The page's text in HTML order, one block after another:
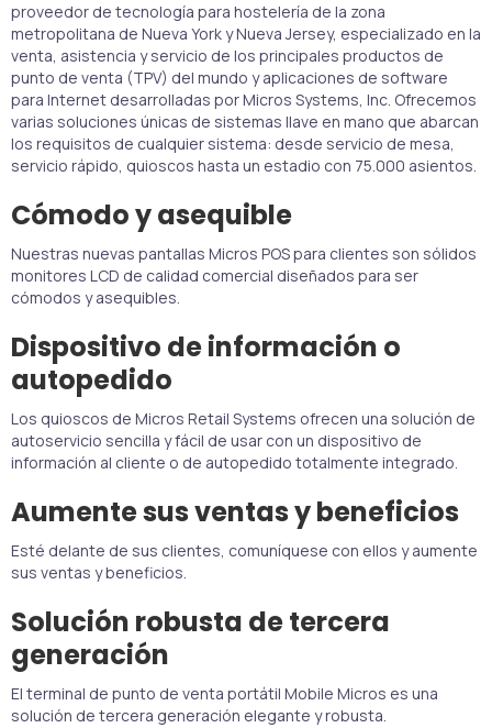
proveedor de tecnología para hostelería de la zona
metropolitana de Nueva York y Nueva Jersey, especializado en la
venta, asistencia y servicio de los principales productos de
punto de venta (TPV) del mundo y aplicaciones de software
para Internet desarrolladas por Micros Systems, Inc. Ofrecemos
varias soluciones únicas de sistemas llave en mano que abarcan
los requisitos de cualquier sistema: desde servicio de mesa,
servicio rápido, quioscos hasta un estadio con 75.000 asientos.
Cómodo y asequible
Nuestras nuevas pantallas Micros POS para clientes son sólidos
monitores LCD de calidad comercial diseñados para ser
cómodos y asequibles.
Dispositivo de información o
autopedido
Los quioscos de Micros Retail Systems ofrecen una solución de
autoservicio sencilla y fácil de usar con un dispositivo de
información al cliente o de autopedido totalmente integrado.
Aumente sus ventas y beneficios
Esté delante de sus clientes, comuníquese con ellos y aumente
sus ventas y beneficios.
Solución robusta de tercera
generación
El terminal de punto de venta portátil Mobile Micros es una
solución de tercera generación elegante y robusta.